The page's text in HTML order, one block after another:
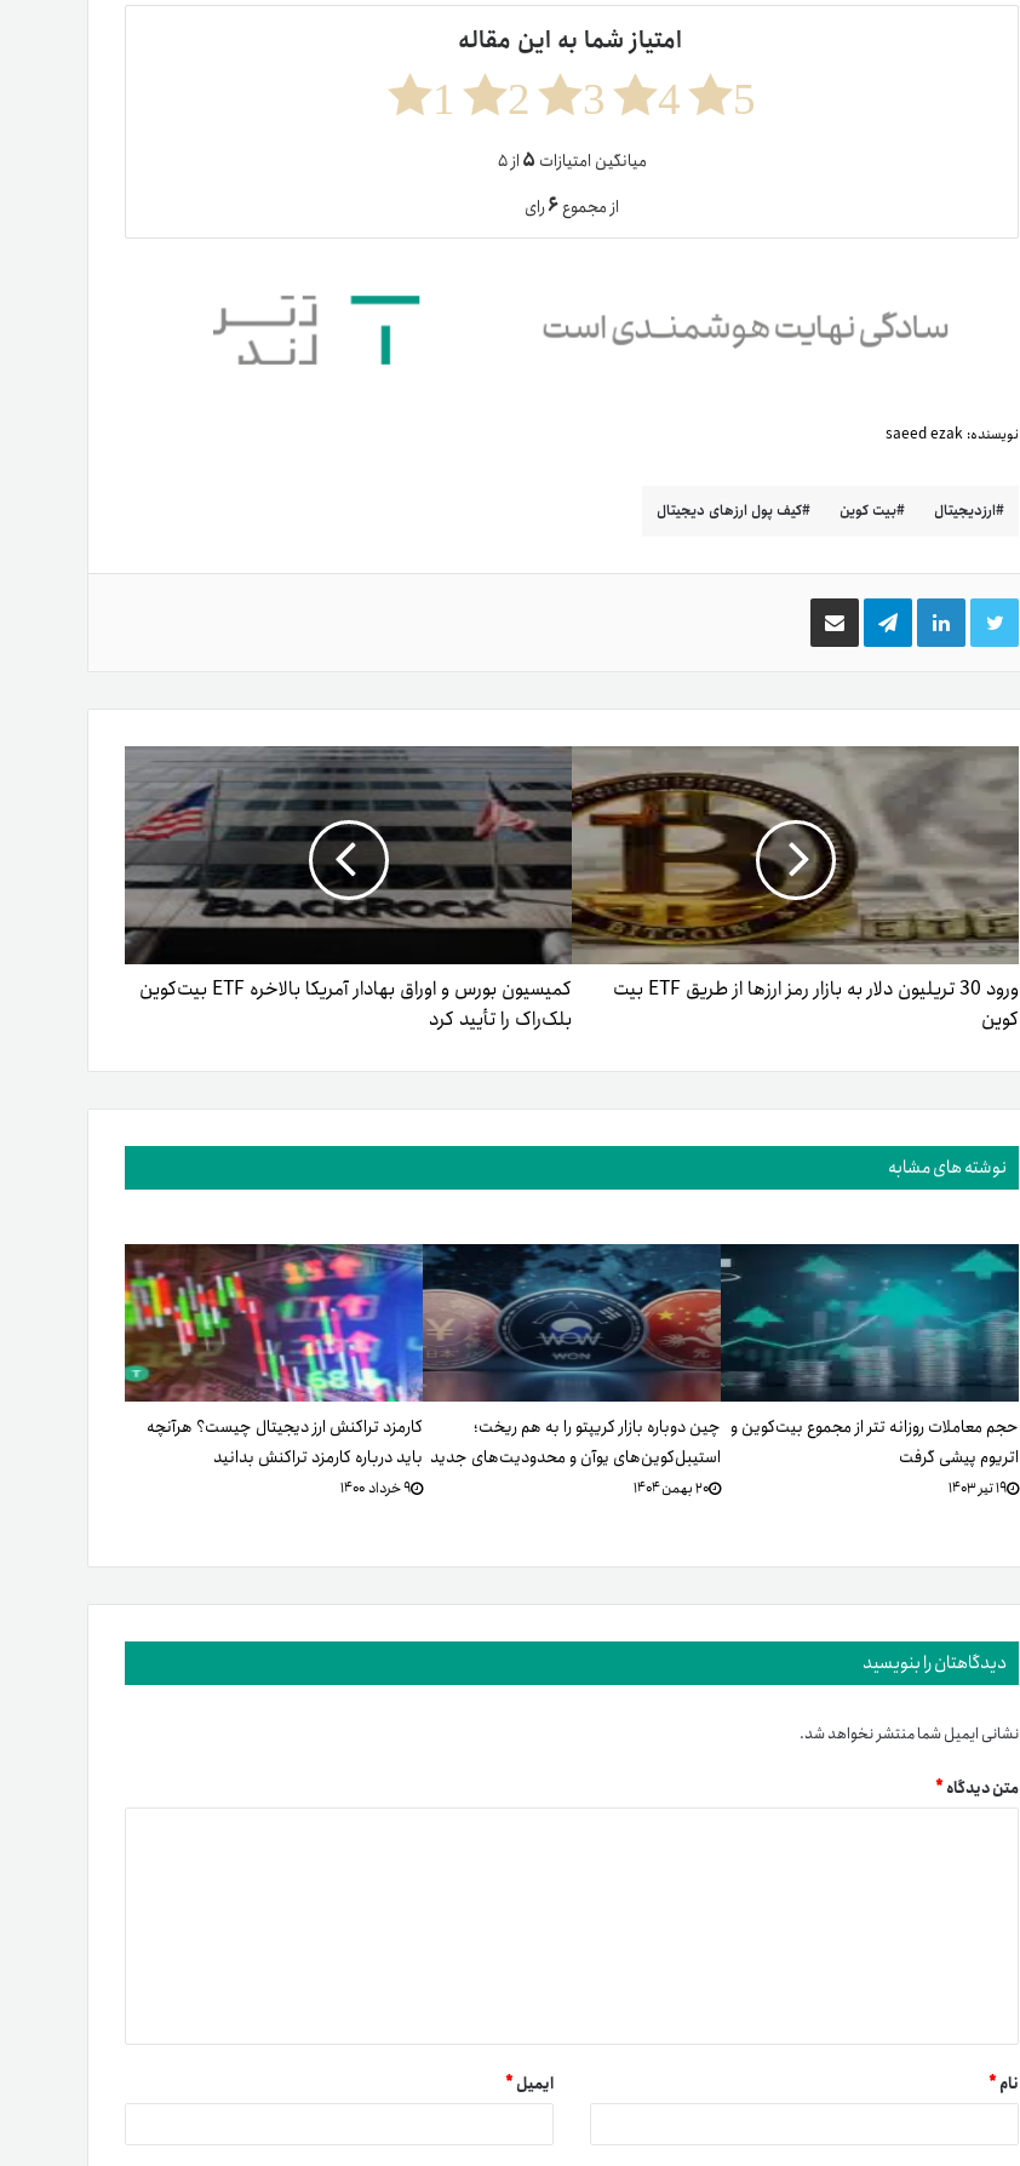
امتیاز شما به این مقاله
5
4
3
2
1
میانگین امتیازات ۵از ۵
از مجموع۶رای
نویسنده: saeed ezak
ارزدیجیتال بیت کوین کیف پول ارزهای دیجیتال
توییتر لینکدینتلگرام اشتراک
گذاری
ایمیل
ورود 30 تریلیون دلار به بازار رمز ارزها از طریق ETF‌ بیت
کوین
کمیسیون بورس و اوراق بهادار آمریکا بالاخره ETF بیت‌کوین
بلک‌راک را تأیید کرد
نوشته های مشابه
حجم معاملات روزانه تتر از مجموع بیت‌کوین و
اتریوم پیشی گرفت
۱۹ تیر ۱۴۰۳
چین دوباره بازار کریپتو را به هم ریخت؛
استیبل‌کوین‌های یوآن و محدودیت‌های جدید
۲۰ بهمن ۱۴۰۴
کارمزد تراکنش ارز دیجیتال چیست؟ هرآنچه
باید درباره کارمزد تراکنش بدانید
۹ خرداد ۱۴۰۰
دیدگاهتان را بنویسید
نشانی ایمیل شما منتشر نخواهد شد.
متن دیدگاه*
نام* ایمیل*